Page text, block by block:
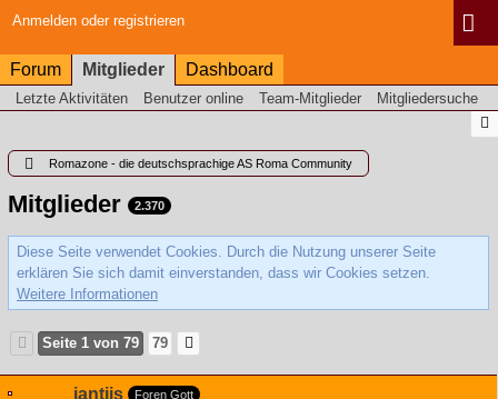
Anmelden oder registrieren
Forum Mitglieder Dashboard
Letzte Aktivitäten Benutzer online Team-Mitglieder Mitgliedersuche
Romazone - die deutschsprachige AS Roma Community
Mitglieder 2.370
Diese Seite verwendet Cookies. Durch die Nutzung unserer Seite
erklären Sie sich damit einverstanden, dass wir Cookies setzen.
Weitere Informationen
Seite 1 von 79 79
jantjis
Foren Gott